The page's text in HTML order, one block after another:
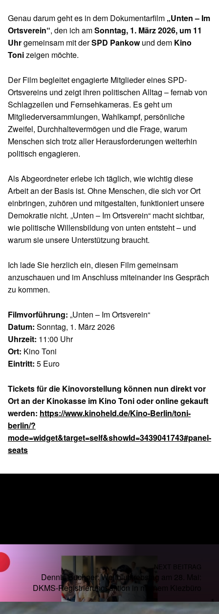
Genau darum geht es in dem Dokumentarfilm „Unten – Im
Ortsverein“, den ich amSonntag, 1. März 2026, um 11
Uhrgemeinsam mit derSPD Pankowund dem Kino
Tonizeigen möchte.
Der Film begleitet engagierte Mitglieder eines SPD-
Ortsvereins und zeigt ihren politischen Alltag – fernab von
Schlagzeilen und Fernsehkameras. Es geht um
Mitgliederversammlungen, Wahlkampf, persönliche
Zweifel, Durchhaltevermögen und die Frage, warum
Menschen sich trotz aller Herausforderungen weiterhin
politisch engagieren.
Als Abgeordneter erlebe ich täglich, wie wichtig diese
Arbeit an der Basis ist. Ohne Menschen, die sich vor Ort
einbringen, zuhören und mitgestalten, funktioniert unsere
Demokratie nicht. „Unten – Im Ortsverein“ macht sichtbar,
wie politische Willensbildung von unten entsteht – und
warum sie unsere Unterstützung braucht.
Ich lade Sie herzlich ein, diesen Film gemeinsam
anzuschauen und im Anschluss miteinander ins Gespräch
zu kommen.
Filmvorführung: „Unten – Im Ortsverein“
Datum: Sonntag, 1. März 2026
Uhrzeit: 11:00 Uhr
Ort: Kino Toni
Eintritt: 5 Euro
Tickets für die Kinovorstellung können nun direkt vor
Ort an der Kinokasse im Kino Toni oder online gekauft
werden: https://www.kinoheld.de/Kino-Berlin/toni-
berlin/?
mode=widget&target=self&showId=3439041743#panel-
seats
Skip back to main navigation
Post navigation
NEXT BEITRAG
Dennis Buchner: Weltblutkrebstag am 28. Mai:
DKMS-Registrierungsaktion in meinem Kiezbüro